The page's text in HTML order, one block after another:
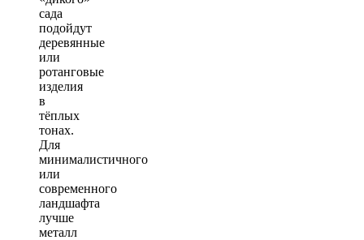
сада
подойдут
деревянные
или
ротанговые
изделия
в
тёплых
тонах.
Для
минималистичного
или
современного
ландшафта
лучше
металл